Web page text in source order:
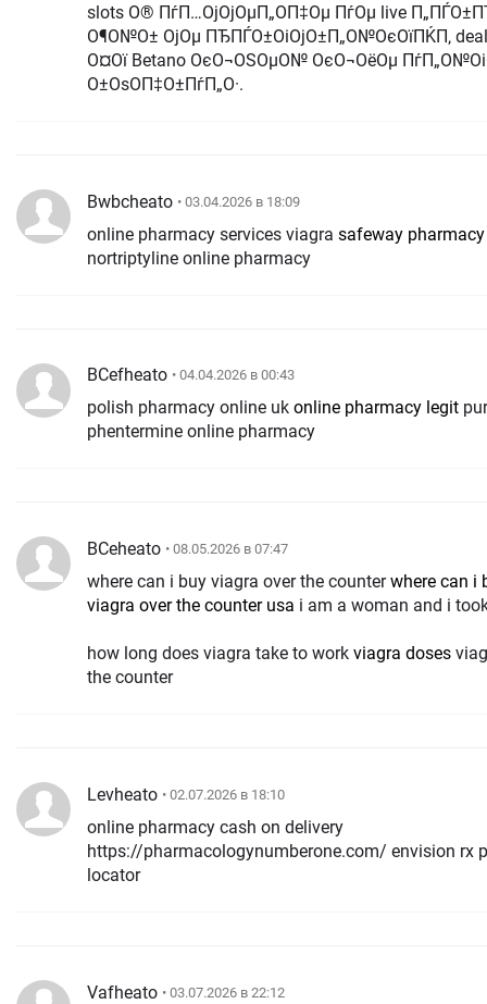
slots О® ПѓП…ОјОјОµП„О­П‡Оµ ПѓОµ live
О¶О№О± ОјОµ ПЂПЃО±ОіОјО±П„О№ОєОїПЌП‚
О¤Ої Betano ОєО¬ОЅОµО№ ОєО¬ОёОµ
О±ОѕО­П‡О±ПѓП„О·.
Bwbcheato • 03.04.2026 в 18:09
online pharmacy services viagra safeway
nortriptyline online pharmacy
BCefheato • 04.04.2026 в 00:43
polish pharmacy online uk online pharmacy legit
phentermine online pharmacy
BCeheato • 08.05.2026 в 07:47
where can i buy viagra over the counterwhere can i
viagra over the counter usa i am a woman and i
how long does viagra take to work viagra doses
the counter
Levheato • 02.07.2026 в 18:10
online pharmacy cash on delivery
https://pharmacologynumberone.com/ envision rx
locator
Vafheato • 03.07.2026 в 22:12